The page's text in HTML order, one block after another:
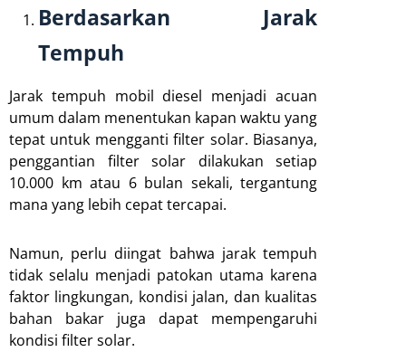
Berdasarkan Jarak
Tempuh
Jarak tempuh mobil diesel menjadi acuan
umum dalam menentukan kapan waktu yang
tepat untuk mengganti filter solar. Biasanya,
penggantian filter solar dilakukan setiap
10.000 km atau 6 bulan sekali, tergantung
mana yang lebih cepat tercapai.
Namun, perlu diingat bahwa jarak tempuh
tidak selalu menjadi patokan utama karena
faktor lingkungan, kondisi jalan, dan kualitas
bahan bakar juga dapat mempengaruhi
kondisi filter solar.